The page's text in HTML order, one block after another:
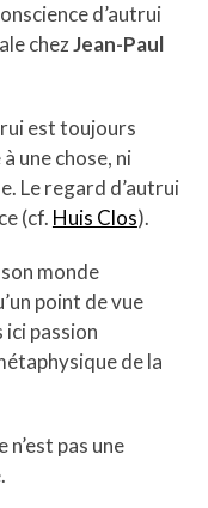
d’autrui
chezJean-Paul
est toujours
une chose, ni
Le regard d’autrui
(cf. Huis Clos).
monde
point de vue
ici passion
de la
pas une